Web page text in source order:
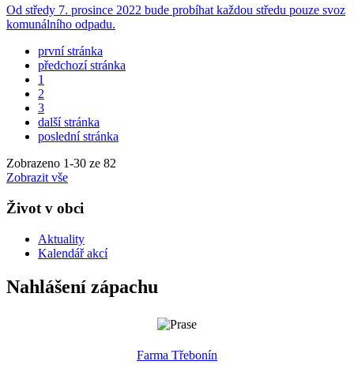
Od středy 7. prosince 2022 bude probíhat každou středu pouze svoz
komunálního odpadu.
první stránka
předchozí stránka
1
2
3
další stránka
poslední stránka
Zobrazeno 1-30 ze 82
Zobrazit vše
Život v obci
Aktuality
Kalendář akcí
Nahlášení zápachu
Farma Třebonín